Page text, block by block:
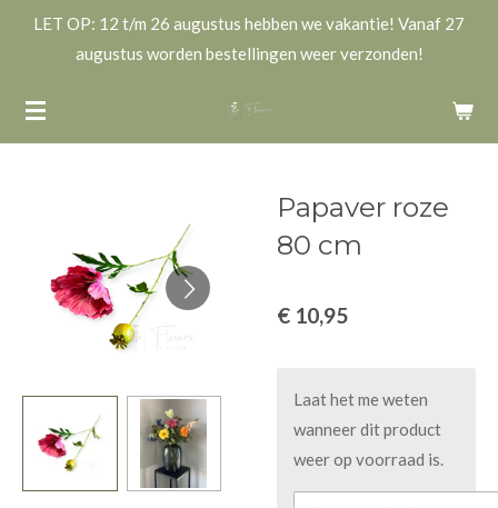
de
hoofdinhoud
LET OP: 12 t/m 26 augustus hebben we vakantie! Vanaf 27
augustus worden bestellingen weer verzonden!
Papaver roze
80 cm
€ 10,95
Laat het me weten
wanneer dit product
weer op voorraad is.